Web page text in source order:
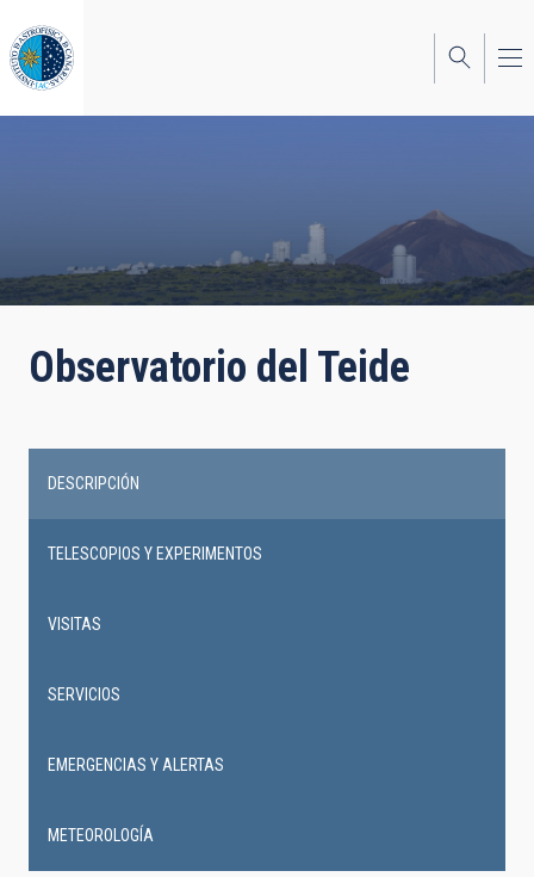
al
contenido
principal
Observatorio del Teide
navigation
DESCRIPCIÓN
TELESCOPIOS Y EXPERIMENTOS
VISITAS
SERVICIOS
EMERGENCIAS Y ALERTAS
METEOROLOGÍA